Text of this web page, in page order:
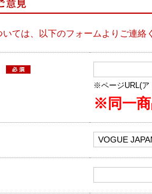
ては、以下のフォームよりご連絡
※ページURL(ア
※同一商